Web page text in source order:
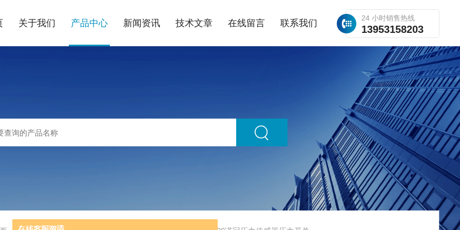
24 小时销售热线
13953158203
关于我们 产品中心 新闻资讯 技术文章 在线留言 联系我们